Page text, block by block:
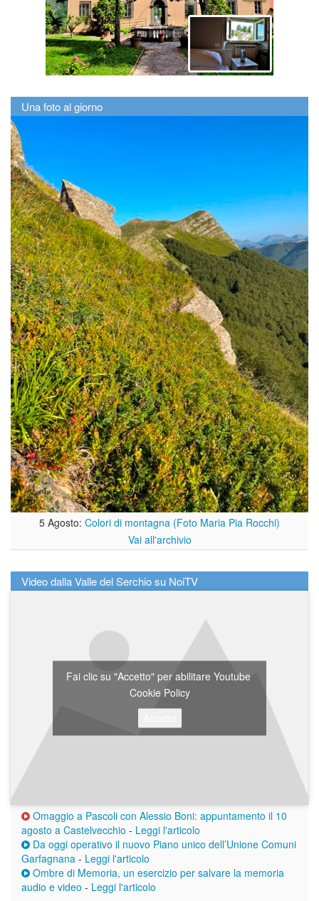
Una foto al giorno
5 Agosto: Colori di montagna (Foto Maria Pia Rocchi)
Vai all'archivio
Video dalla Valle del Serchio su NoiTV
Fai clic su "Accetto" per abilitare Youtube
Cookie Policy
Omaggio a Pascoli con Alessio Boni: appuntamento il 10
agosto a Castelvecchio - Leggi l'articolo
Da oggi operativo il nuovo Piano unico dell’Unione Comuni
Garfagnana - Leggi l'articolo
Ombre di Memoria, un esercizio per salvare la memoria
audio e video - Leggi l'articolo